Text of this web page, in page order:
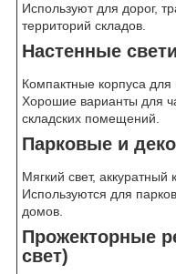
Используют для дорог,
территорий складов.
Настенные
Компактные корпуса
Хорошие варианты для
складских помещений.
Парковые и
Мягкий свет, аккуратный
Используются для
домов.
Прожекторные
свет)